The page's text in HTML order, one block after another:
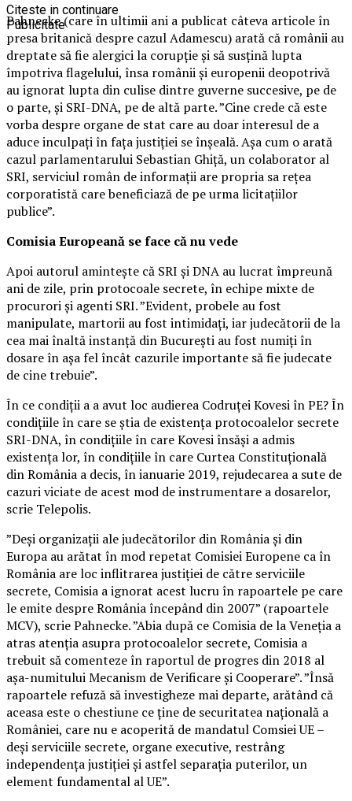
Pahnecke (care în ultimii ani a publicat câteva articole în
presa britanică despre cazul Adamescu) arată că românii au
dreptate să fie alergici la corupție și să susțină lupta
împotriva flagelului, însa românii și europenii deopotrivă
au ignorat lupta din culise dintre guverne succesive, pe de
o parte, și SRI-DNA, pe de altă parte. ”Cine crede că este
vorba despre organe de stat care au doar interesul de a
aduce inculpați în fața justiției se înșeală. Așa cum o arată
cazul parlamentarului Sebastian Ghiță, un colaborator al
SRI, serviciul român de informații are propria sa rețea
corporatistă care beneficiază de pe urma licitațiilor
publice”.
Comisia Europeană se face că nu vede
Apoi autorul amintește că SRI și DNA au lucrat împreună
ani de zile, prin protocoale secrete, în echipe mixte de
procurori și agenti SRI. ”Evident, probele au fost
manipulate, martorii au fost intimidați, iar judecătorii de la
cea mai înaltă instanță din București au fost numiți în
dosare în așa fel încât cazurile importante să fie judecate
de cine trebuie”.
În ce condiții a a avut loc audierea Codruței Kovesi în PE? În
condițiile în care se știa de existența protocoalelor secrete
SRI-DNA, în condițiile în care Kovesi însăși a admis
existența lor, în condițiile în care Curtea Constituțională
din România a decis, în ianuarie 2019, rejudecarea a sute de
cazuri viciate de acest mod de instrumentare a dosarelor,
scrie Telepolis.
”Deși organizații ale judecătorilor din România și din
Europa au arătat în mod repetat Comisiei Europene ca în
România are loc inflitrarea justiției de către serviciile
secrete, Comisia a ignorat acest lucru în rapoartele pe care
le emite despre România începând din 2007” (rapoartele
MCV), scrie Pahnecke. ”Abia după ce Comisia de la Veneția a
atras atenția asupra protocoalelor secrete, Comisia a
trebuit să comenteze în raportul de progres din 2018 al
așa-numitului Mecanism de Verificare și Cooperare”. ”Însă
rapoartele refuză să investigheze mai departe, arătând că
aceasa este o chestiune ce ține de securitatea națională a
României, care nu e acoperită de mandatul Comsiei UE –
deși serviciile secrete, organe executive, restrâng
independența justiției și astfel separația puterilor, un
element fundamental al UE”.
Citeste in continuare
Publicitate